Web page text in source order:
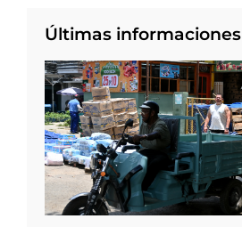
Últimas informaciones